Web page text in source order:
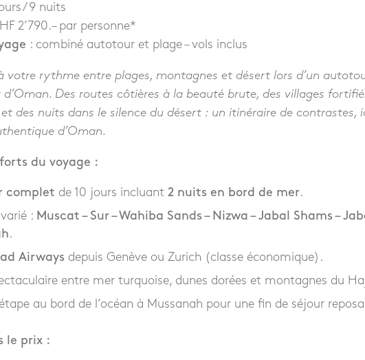
/ 9 nuits
2’790.– par personne*
: combiné autotour et plage – vols inclus
votre rythme entre plages, montagnes et désert lors d’un
Des routes côtières à la beauté brute, des villages
des nuits dans le silence du désert : un itinéraire de contrastes,
d’Oman.
du voyage :
complet de 10 jours incluant 2 nuits en bord de mer.
: Muscat – Sur – Wahiba Sands – Nizwa – Jabal Shams –
.
Airways depuis Genève ou Zurich (classe économique).
entre mer turquoise, dunes dorées et montagnes du
étape au bord de l’océan à Mussanah pour une fin de séjour
le prix :